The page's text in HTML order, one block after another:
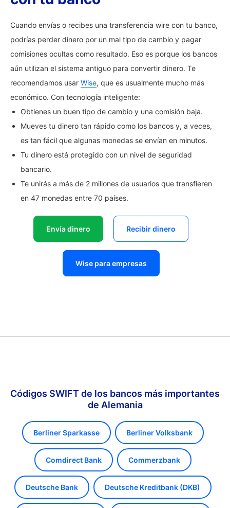
Cuando envías o recibes una transferencia wire con tu banco,
podrías perder dinero por un mal tipo de cambio y pagar
comisiones ocultas como resultado. Eso es porque los bancos
aún utilizan el sistema antiguo para convertir dinero. Te
recomendamos usar Wise, que es usualmente mucho más
económico. Con tecnología inteligente:
Obtienes un buen tipo de cambio y una comisión baja.
Mueves tu dinero tan rápido como los bancos y, a veces,
es tan fácil que algunas monedas se envían en minutos.
Tu dinero está protegido con un nivel de seguridad
bancario.
Te unirás a más de 2 millones de usuarios que transfieren
en 47 monedas entre 70 países.
Envía dinero Recibir dinero
Wise para empresas
Códigos SWIFT de los bancos más importantes
de Alemania
Berliner Sparkasse Berliner Volksbank
Comdirect Bank Commerzbank
Deutsche Bank Deutsche Kreditbank (DKB)